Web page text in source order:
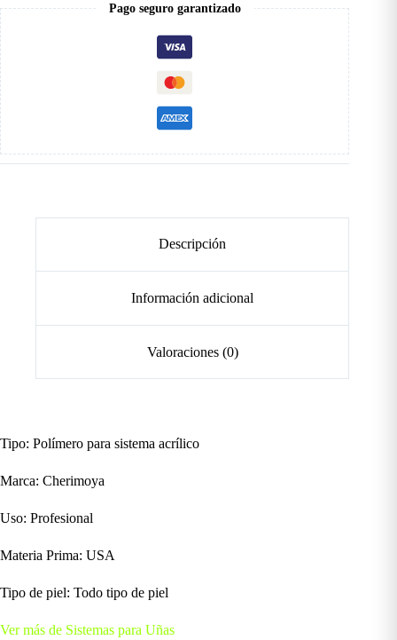
cantidad
Pago seguro garantizado
Descripción
Información adicional
Valoraciones (0)
Tipo: Polímero para sistema acrílico
Marca: Cherimoya
Uso: Profesional
Materia Prima: USA
Tipo de piel: Todo tipo de piel
Ver más de Sistemas para Uñas